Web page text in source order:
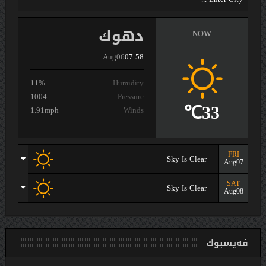
دهوك
Aug0607:58
Humidity
11%
Pressure
1004
Winds
1.91mph
NOW
33℃
FRI
Aug07
Sky Is Clear
SAT
Aug08
Sky Is Clear
فەیسبوك